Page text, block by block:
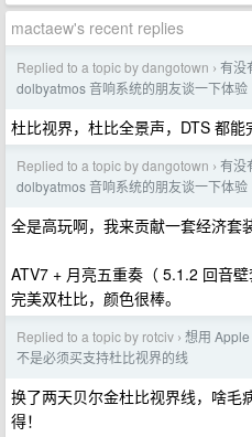
mactaew's recent replies
Replied to a topic by dangotown › 有没
dolbyatmos 音响系统的朋友谈一下体验
杜比视界，杜比全景声，DTS 都能
Replied to a topic by dangotown › 有没
dolbyatmos 音响系统的朋友谈一下体验
全是高玩啊，我来贡献一套经济套装
ATV7 + 月亮五重奏（ 5.1.2 回音
完美双杜比，颜色很棒。
Replied to a topic by rotciv › 想用
不是必须买支持杜比视界的线
换了两天贝尔金杜比视界线，啥毛
得！